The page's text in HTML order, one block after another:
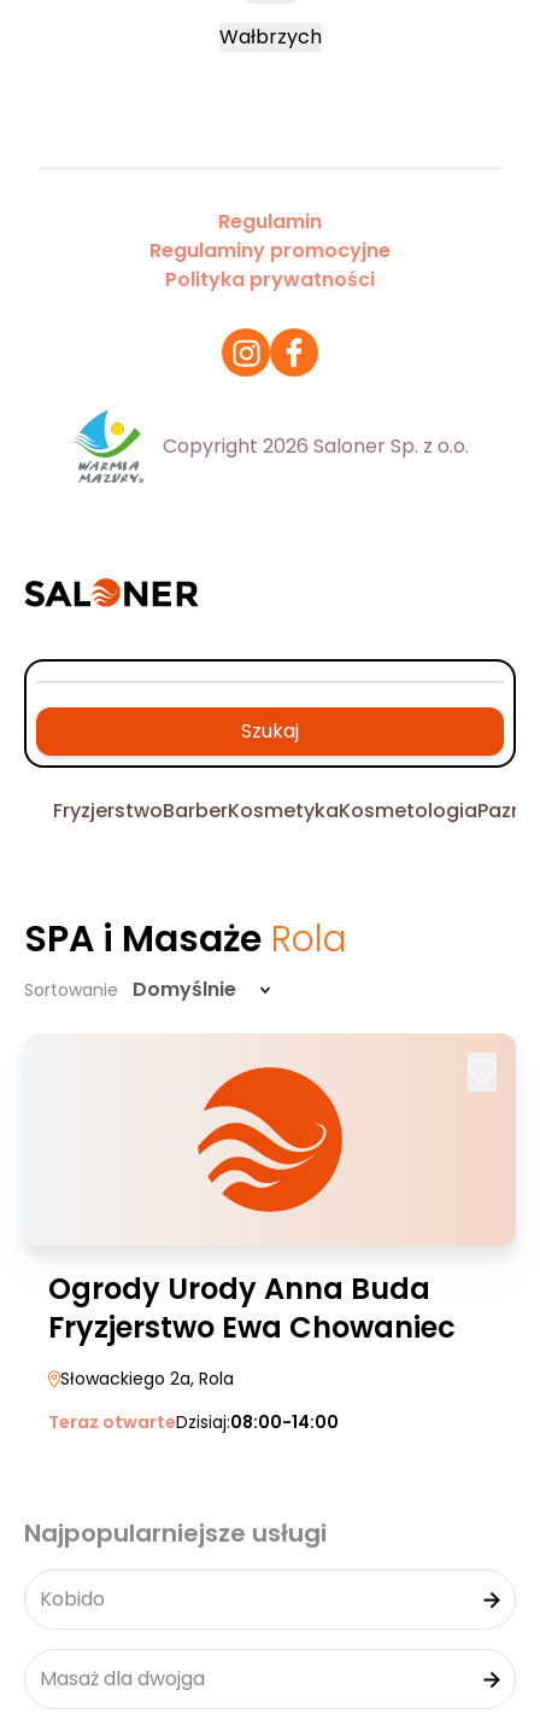
Wałbrzych
Regulamin
Regulaminy promocyjne
Polityka prywatności
Copyright 2026 Saloner Sp. z o.o.
Szukaj
FryzjerstwoBarberKosmetykaKosmetologia
SPA i Masaże Rola
Sortowanie Domyślnie
Ogrody Urody Anna Buda
Fryzjerstwo Ewa Chowaniec
Słowackiego 2a, Rola
Teraz otwarteDzisiaj:08:00-14:00
Najpopularniejsze usługi
Kobido
Masaż dla dwojga